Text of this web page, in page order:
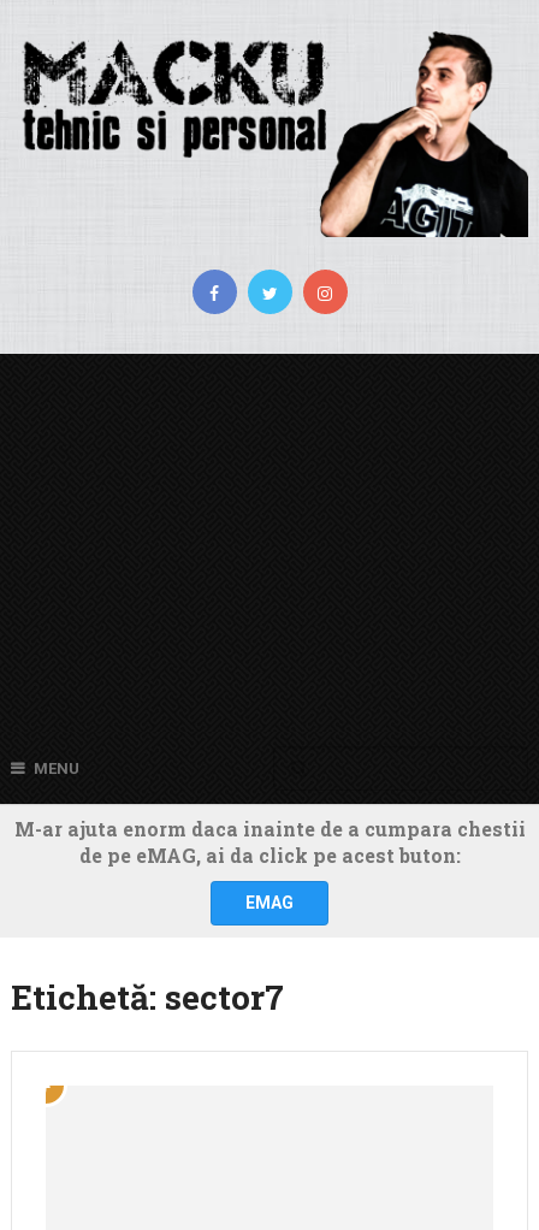
MENU
M-ar ajuta enorm daca inainte de a cumpara chestii
de pe eMAG, ai da click pe acest buton:
EMAG
Etichetă: sector7